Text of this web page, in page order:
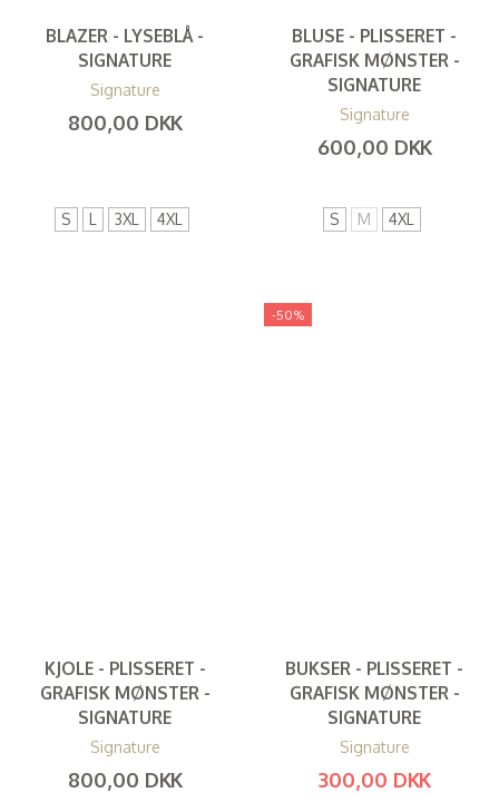
BLAZER - LYSEBLÅ -
SIGNATURE
Signature
800,00 DKK
S L 3XL 4XL
BLUSE - PLISSERET -
GRAFISK MØNSTER -
SIGNATURE
Signature
600,00 DKK
S M 4XL
KJOLE - PLISSERET -
GRAFISK MØNSTER -
SIGNATURE
Signature
800,00 DKK
-50%
BUKSER - PLISSERET -
GRAFISK MØNSTER -
SIGNATURE
Signature
300,00 DKK